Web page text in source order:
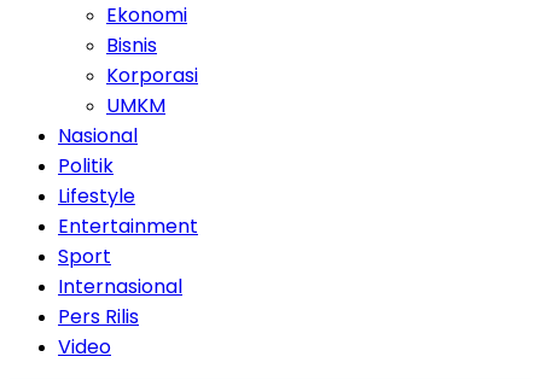
Ekonomi
Bisnis
Korporasi
UMKM
Nasional
Politik
Lifestyle
Entertainment
Sport
Internasional
Pers Rilis
Video